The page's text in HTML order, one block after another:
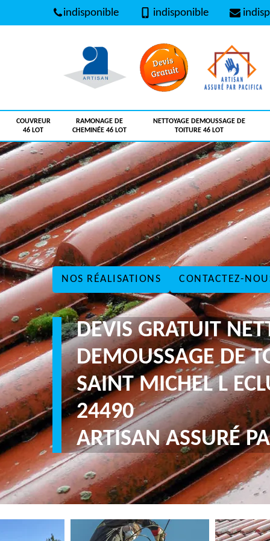
indisponible indisponible
COUVREUR
46 LOT
RAMONAGE DE
CHEMINÉE 46 LOT
NETTOYAGE DEMOUSSAGE DE
TOITURE 46 LOT
NOS RÉALISATIONS CONTACTEZ-
DEVIS GRATUIT
DEMOUSSAGE DE
SAINT MICHEL L
24490
ARTISAN ASSURÉ